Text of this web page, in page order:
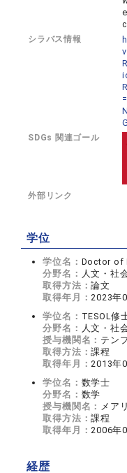
シラバス情報
SDGs 関連ゴール
外部リンク
学位
学位名： Doctor of
分野名： 人文・社
取得方法：論文
取得年月： 2023年
学位名： TESOL修
分野名： 人文・社
授与機関名： テン
取得方法：課程
取得年月： 2013年
学位名： 数学士
分野名： 数学
授与機関名： メア
取得方法：課程
取得年月： 2006年
経歴